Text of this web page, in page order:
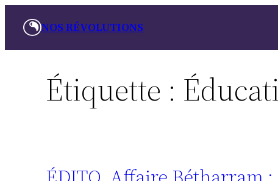
NOS RÉVOLUTIONS
Étiquette :